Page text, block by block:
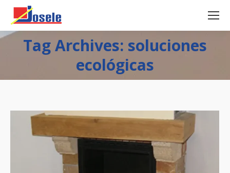
Tag Archives: soluciones
ecológicas